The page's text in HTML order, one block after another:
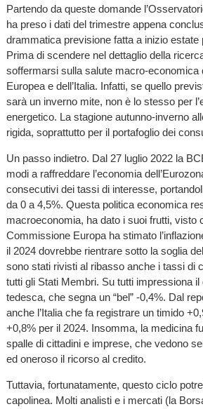
Partendo da queste domande
ha preso i dati del trimestre appena
drammatica previsione fatta a inizio estate
Prima di scendere nel dettaglio della
soffermarsi sulla salute macro-economica
Europea e dell’Italia. Infatti, se quello
sarà un inverno mite, non è lo stesso per
energetico. La stagione autunno-inverno
rigida, soprattutto per il portafoglio dei
Un passo indietro. Dal 27 luglio 2022 la
modi a raffreddare l’economia
consecutivi dei tassi di interesse,
da 0 a 4,5%. Questa politica economica
macroeconomia, ha dato i suoi frutti, visto
Commissione Europa ha stimato
il 2024 dovrebbe rientrare sotto la soglia
sono stati rivisti al ribasso anche i tassi di
tutti gli Stati Membri. Su tutti impressiona
tedesca, che segna un “bel” -0,4%. Dal
anche l’Italia che fa registrare un timido
+0,8% per il 2024. Insomma, la medicina
spalle di cittadini e imprese, che vedono
ed oneroso il ricorso al credito.
Tuttavia, fortunatamente, questo ciclo
capolinea. Molti analisti e i mercati (la